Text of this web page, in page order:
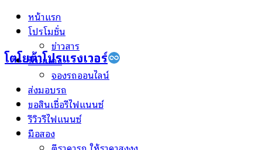
Skip
โตโยต้าโปรแรงเวอร์
หน้าแรก
โปรโมชั่น
ข่าวสาร
ป้ายแดง
จองรถออนไลน์
ส่งมอบรถ
ขอสินเชื่อรีไฟแนนซ์
รีวิวรีไฟแนนซ์
มือสอง